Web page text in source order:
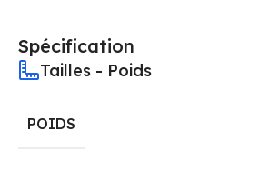
Spécification
Tailles - Poids
POIDS